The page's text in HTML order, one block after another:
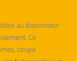
au disjoncteur
Ce
coupe